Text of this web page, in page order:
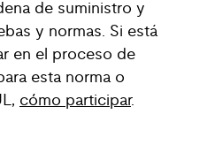
de suministro y
y normas. Si está
en el proceso de
esta norma o
cómo participar.